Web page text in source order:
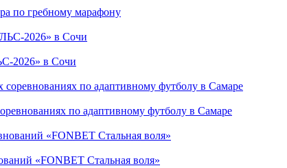
по гребному марафону
2026» в Сочи
по адаптивному футболу в Самаре
«FONBET Стальная воля»